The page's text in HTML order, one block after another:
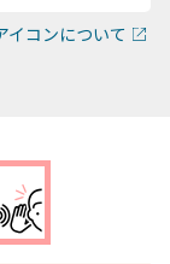
イコンについて